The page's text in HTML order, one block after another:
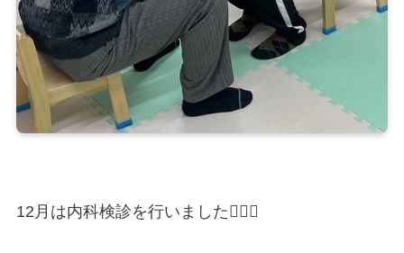
12月は内科検診を行いました🧑‍⚕️✨